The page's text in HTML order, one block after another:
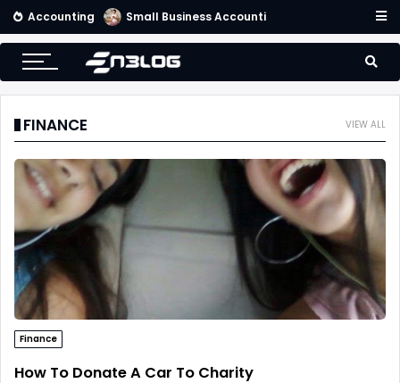
Accounting Small Business Accounting Firms
VIEW ALL
FINANCE
Finance
How To Donate A Car To Charity